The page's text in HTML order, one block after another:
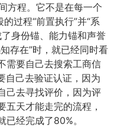
方程。它不是在每一个
过程“前置执行”并“系
身份锚、能力锚和声誉
存在”时，就已经同时看
需要自己去搜索工商信
自己去验证认证，因为
己去寻找评价，因为评
天才能走完的流程，
经完成了80%。